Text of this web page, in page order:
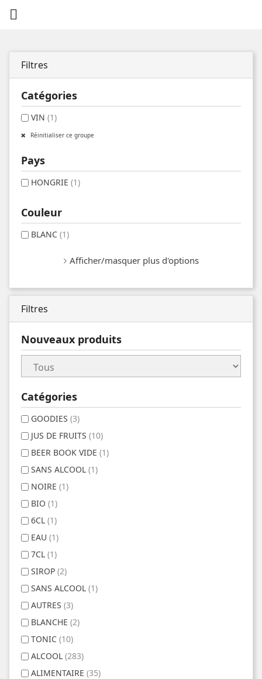

Filtres
Catégories
VIN (1)
Réinitialiser ce groupe
Pays
HONGRIE (1)
Couleur
BLANC (1)
Afficher/masquer plus d'options
Filtres
Nouveaux produits
Catégories
GOODIES (3)
JUS DE FRUITS (10)
BEER BOOK VIDE (1)
SANS ALCOOL (1)
NOIRE (1)
BIO (1)
6CL (1)
EAU (1)
7CL (1)
SIROP (2)
SANS ALCOOL (1)
AUTRES (3)
BLANCHE (2)
TONIC (10)
ALCOOL (283)
ALIMENTAIRE (35)